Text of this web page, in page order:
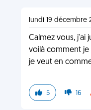
lundi 19 décembre
Calmez vous, j'ai
voilà comment je
je veut en
5 16